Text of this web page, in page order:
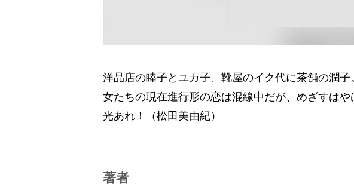
洋品店の睦子とユカ子、靴屋のイク代に茶舗の潤
女たちの現在進行形の恋は混線中だが、めざすは
光あれ！（松田美由紀）
著者